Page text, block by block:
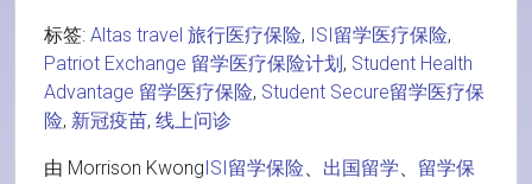
标签: Altas travel 旅行医疗保险, ISI留学医疗保险,
Patriot Exchange 留学医疗保险计划, Student Health
Advantage 留学医疗保险, Student Secure留学医疗保
险, 新冠疫苗, 线上问诊
由 Morrison KwongISI留学保险、 出国留学、 留学保